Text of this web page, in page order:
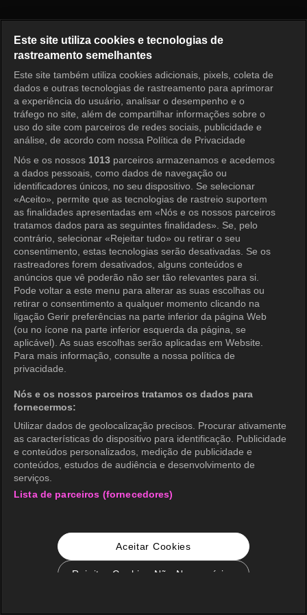
Entrar
Este site utiliza cookies e tecnologias de
rastreamento semelhantes
Este site também utiliza cookies adicionais, pixels, coleta de
dados e outras tecnologias de rastreamento para aprimorar
a experiência do usuário, analisar o desempenho e o
tráfego no site, além de compartilhar informações sobre o
uso do site com parceiros de redes sociais, publicidade e
análise, de acordo com nossa Política de Privacidade
Nós e os nossos 1013 parceiros armazenamos e acedemos
a dados pessoais, como dados de navegação ou
identificadores únicos, no seu dispositivo. Se selecionar
«Aceito», permite que as tecnologias de rastreio suportem
as finalidades apresentadas em «Nós e os nossos parceiros
tratamos dados para as seguintes finalidades». Se, pelo
contrário, selecionar «Rejeitar tudo» ou retirar o seu
consentimento, estas tecnologias serão desativadas. Se os
rastreadores forem desativados, alguns conteúdos e
anúncios que vê poderão não ser tão relevantes para si.
Pode voltar a este menu para alterar as suas escolhas ou
retirar o consentimento a qualquer momento clicando na
ligação Gerir preferências na parte inferior da página Web
(ou no ícone na parte inferior esquerda da página, se
aplicável). As suas escolhas serão aplicadas em Website.
Para mais informação, consulte a nossa política de
privacidade.
Nós e os nossos parceiros tratamos os dados para
fornecermos:
Utilizar dados de geolocalização precisos. Procurar ativamente
as características do dispositivo para identificação. Publicidade
e conteúdos personalizados, medição de publicidade e
conteúdos, estudos de audiência e desenvolvimento de
serviços.
Lista de parceiros (fornecedores)
Aceitar Cookies
Rejeitar Cookies Não Necessários